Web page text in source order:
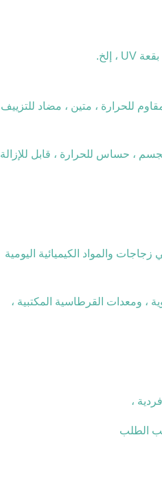
للحرارة ، متين ، مضاد للتزييف
، حساس للحرارة ، قابل للإزالة
زجاجات والمواد الكيميائية اليومية
، ومعدات القرطاسية المكتبية ،
،
الطلب